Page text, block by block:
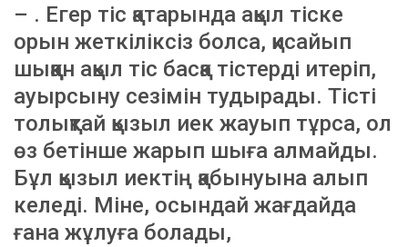
– . Егер тіс қатарында ақыл тіске
орын жеткіліксіз болса, қисайып
шыққан ақыл тіс басқа тістерді итеріп,
ауырсыну сезімін тудырады. Тісті
толықтай қызыл иек жауып тұрса, ол
өз бетінше жарып шыға алмайды.
Бұл қызыл иектің қабынуына алып
келеді. Міне, осындай жағдайда
ғана жұлуға болады,